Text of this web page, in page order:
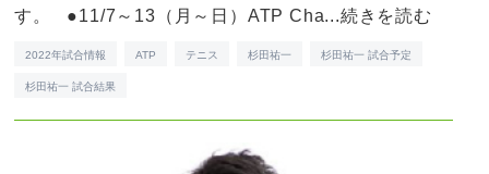
す。 ●11/7～13（月～日）ATP Cha...続きを読む
2022年試合情報 ATP テニス 杉田祐一 杉田祐一 試合予定
杉田祐一 試合結果